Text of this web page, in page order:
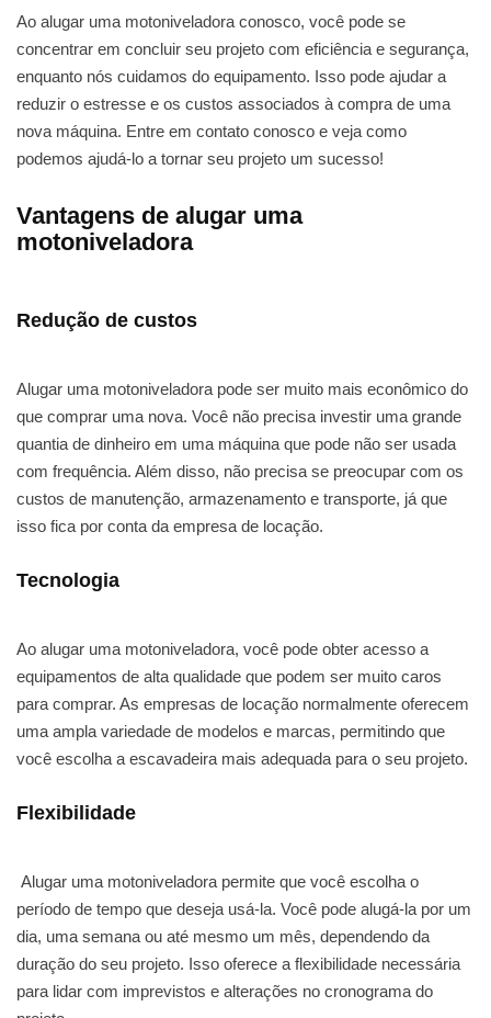
Ao alugar uma motoniveladora conosco, você pode se
concentrar em concluir seu projeto com eficiência e segurança,
enquanto nós cuidamos do equipamento. Isso pode ajudar a
reduzir o estresse e os custos associados à compra de uma
nova máquina. Entre em contato conosco e veja como
podemos ajudá-lo a tornar seu projeto um sucesso!
Vantagens de alugar uma
motoniveladora
Redução de custos
Alugar uma motoniveladora pode ser muito mais econômico do
que comprar uma nova. Você não precisa investir uma grande
quantia de dinheiro em uma máquina que pode não ser usada
com frequência. Além disso, não precisa se preocupar com os
custos de manutenção, armazenamento e transporte, já que
isso fica por conta da empresa de locação.
Tecnologia
Ao alugar uma motoniveladora, você pode obter acesso a
equipamentos de alta qualidade que podem ser muito caros
para comprar. As empresas de locação normalmente oferecem
uma ampla variedade de modelos e marcas, permitindo que
você escolha a escavadeira mais adequada para o seu projeto.
Flexibilidade
Alugar uma motoniveladora permite que você escolha o
período de tempo que deseja usá-la. Você pode alugá-la por um
dia, uma semana ou até mesmo um mês, dependendo da
duração do seu projeto. Isso oferece a flexibilidade necessária
para lidar com imprevistos e alterações no cronograma do